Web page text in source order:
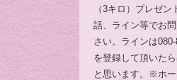
（3キロ）プレゼン
話、ライン等でお
さい。ラインは
を登録して頂いた
と思います。※ホ